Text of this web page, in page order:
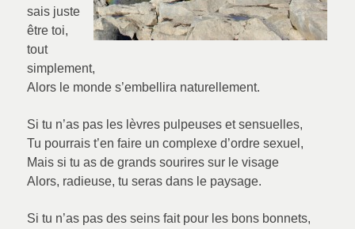
sais juste
être toi,
tout
simplement,
Alors le monde s’embellira naturellement.
Si tu n’as pas les lèvres pulpeuses et sensuelles,
Tu pourrais t’en faire un complexe d’ordre sexuel,
Mais si tu as de grands sourires sur le visage
Alors, radieuse, tu seras dans le paysage.
Si tu n’as pas des seins fait pour les bons bonnets,